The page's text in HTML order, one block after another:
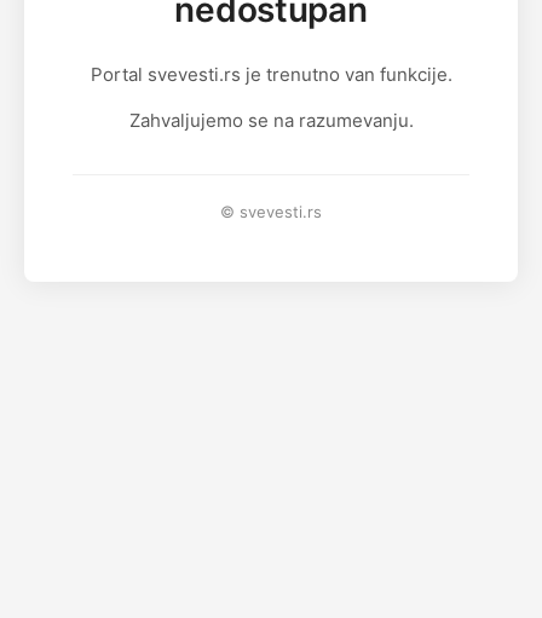
nedostupan
Portal svevesti.rs je trenutno van funkcije.
Zahvaljujemo se na razumevanju.
© svevesti.rs